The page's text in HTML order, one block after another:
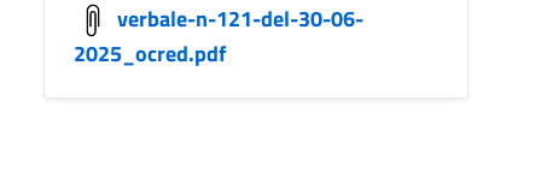
verbale-n-121-del-30-06-
2025_ocred.pdf